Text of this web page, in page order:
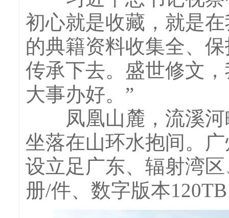
初心就是收藏，就是
的典籍资料收集全、
传承下去。盛世修文
大事办好。”
凤凰山麓，流溪河
坐落在山环水抱间。
设立足广东、辐射湾
册/件、数字版本